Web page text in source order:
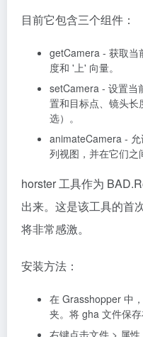
目前它包含三个组件：
getCamera - 获取当
度和 '上' 向量。
setCamera - 设置当
置和目标点、镜头
选）。
animateCamera -
列视图，并在它们之
horster 工具作为
出来。这是该工具的首
将非常感激。
安装方法：
在 Grasshopper 中
夹。将 gha 文件保存
右键点击文件 > 属性